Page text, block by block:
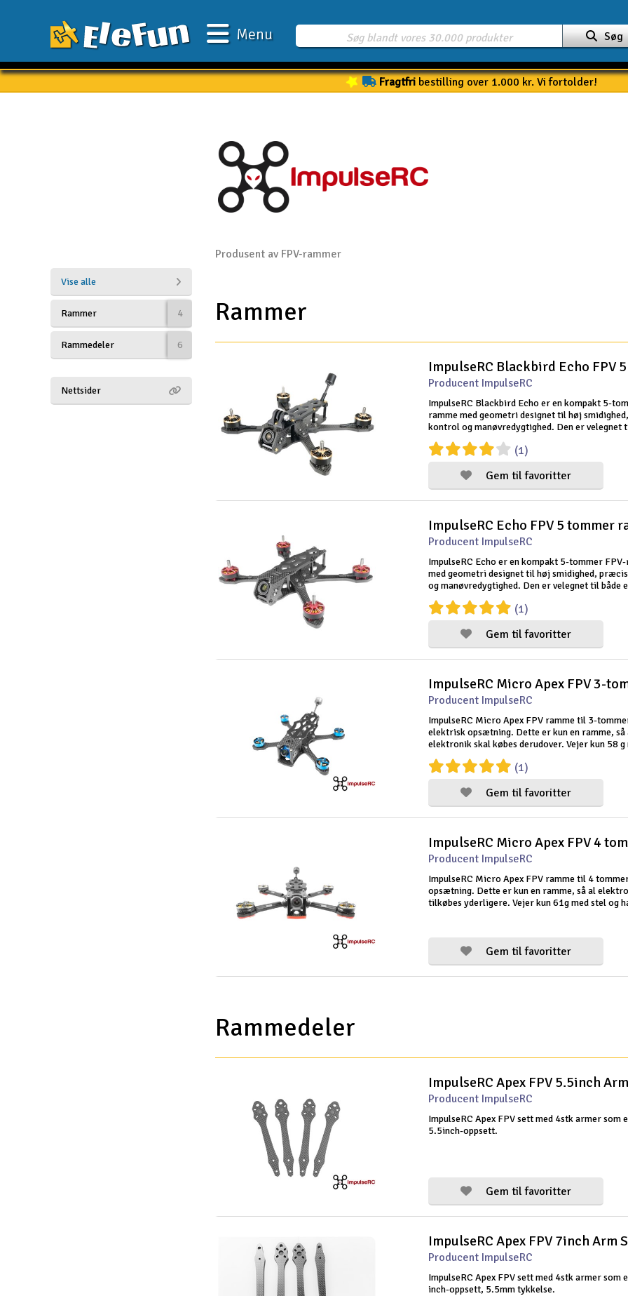
Både
Droner
Helikopter
Søg
Menu
Fragtfribestilling over 1.000 kr. Vi fortolder!
Produsent av FPV-rammer
Vise alle
Rammer 4
Rammedeler 6
Nettsider
Rammer
Producent ImpulseRC
ImpulseRC Blackbird Echo er en kompakt 5-
ramme med geometri designet til høj
kontrol og manøvredygtighed. Den er velegnet
erfarne piloter og begyndere, der ønsker en
alsidig introduktion til FPV. Dette
Gem til favoritter
(1)
ImpulseRC Echo FPV 5 tommer
Producent ImpulseRC
ImpulseRC Echo er en kompakt 5-tommer
med geometri designet til høj smidighed,
og manøvredygtighed. Den er velegnet til både
piloter og begyndere, der ønsker en solid og
introduktion til FPV. Dette er kun et
Gem til favoritter
(1)
Producent ImpulseRC
ImpulseRC Micro Apex FPV ramme til 3-
elektrisk opsætning. Dette er kun en ramme, så
elektronik skal købes derudover. Vejer kun 58 g
ramme og hardware.
Gem til favoritter
(1)
Producent ImpulseRC
ImpulseRC Micro Apex FPV ramme til 4
opsætning. Dette er kun en ramme, så al
tilkøbes yderligere. Vejer kun 61g med stel og
Gem til favoritter
Rammedeler
ImpulseRC Apex FPV 5.5inch
Producent ImpulseRC
ImpulseRC Apex FPV sett med 4stk armer som
5.5inch-oppsett.
Gem til favoritter
ImpulseRC Apex FPV 7inch Arm
Producent ImpulseRC
ImpulseRC Apex FPV sett med 4stk armer som
inch-oppsett, 5.5mm tykkelse.